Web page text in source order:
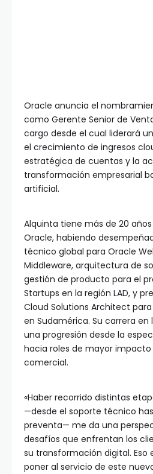
Oracle anuncia el
como Gerente Senior de
cargo desde el cual liderará
el crecimiento de ingresos
estratégica de cuentas y la
transformación empresarial
artificial.
Alquinta tiene más de 20
Oracle, habiendo
técnico global para Oracle
Middleware, arquitectura de
gestión de producto para el
Startups en la región LAD, y
Cloud Solutions Architect
en Sudamérica. Su carrera
una progresión desde la
hacia roles de mayor
comercial.
«Haber recorrido distintas
—desde el soporte técnico
preventa— me da una
desafíos que enfrentan los
su transformación digital. Eso
poner al servicio de este